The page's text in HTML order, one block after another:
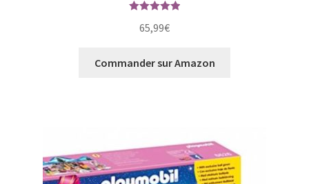
sur 5
65,99€
Commander sur Amazon